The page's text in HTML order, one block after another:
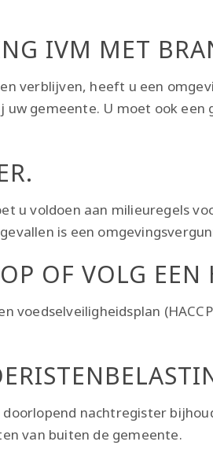
IVM MET
verblijven, heeft u een
uw gemeente. U moet ook
u voldoen aan milieuregels
is een
OF VOLG EEN
voedselveiligheidsplan
nachtregister
van buiten de gemeente.